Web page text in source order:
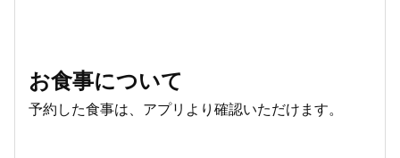
お食事について
予約した食事は、アプリより確認いただけます。